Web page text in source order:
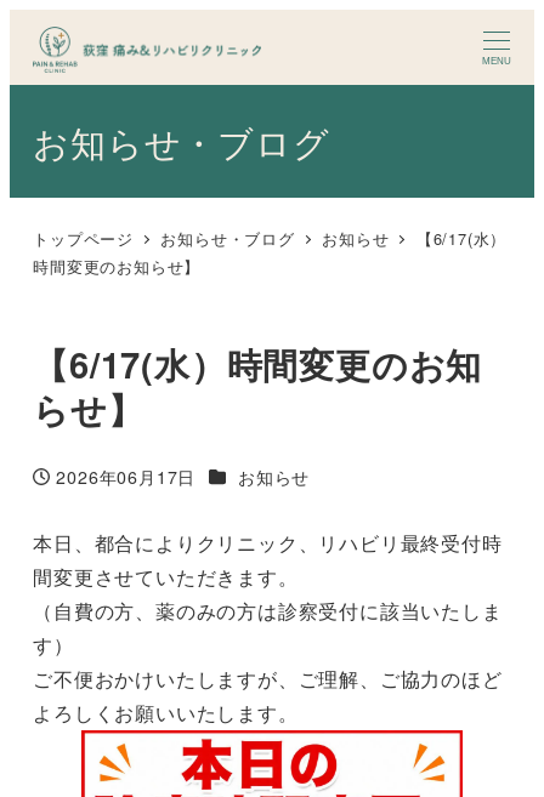
ン
テ
MENU
お知らせ・ブログ
トップページ お知らせ・ブログ お知らせ
【6/17(水）
時間変更のお知らせ】
【6/17(水）時間変更のお知
らせ】
投稿日
2026年06月17日 カテゴリー
お知らせ
本日、都合によりクリニック、リハビリ最終受付時
間変更させていただきます。
（自費の方、薬のみの方は診察受付に該当いたしま
す）
ご不便おかけいたしますが、ご理解、ご協力のほど
よろしくお願いいたします。